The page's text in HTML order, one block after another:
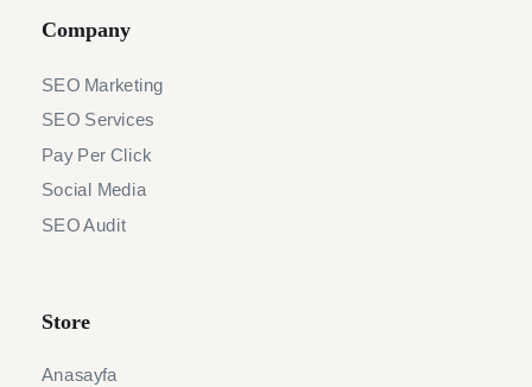
Company
SEO Marketing
SEO Services
Pay Per Click
Social Media
SEO Audit
Store
Anasayfa